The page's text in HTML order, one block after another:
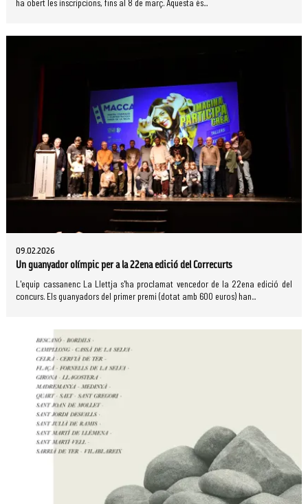
09.02.2026
Un guanyador olímpic per a la 22ena edició del Correcurts
L'equip cassanenc La Llettja s'ha proclamat vencedor de la 22ena edició del
concurs. Els guanyadors del primer premi (dotat amb 600 euros) han...